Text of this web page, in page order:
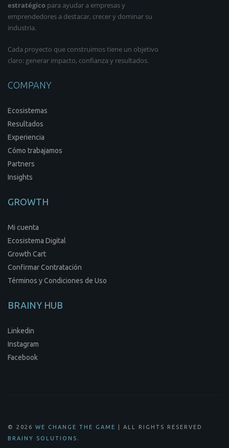
estratégico para ayudar a empresas y
emprendedores a destacar, crecer y dominar su
industria.
Cada proyecto que construimos tiene un objetivo
claro: generar impacto, confianza y resultados.
COMPANY
Ecosistemas
Resultados
Experiencia
Cómo trabajamos
Partners
Insights
GROWTH
Mi cuenta
Ecosistema Digital
Growth Cart
Confirmar Contratación
Términos y Condiciones de Uso
BRAINY HUB
Linkedin
Instagram
Facebook
© 2026 WE CHANGE THE GAME
| ALL RIGHTS RESERVED
BRAINY SOLUTIONS .